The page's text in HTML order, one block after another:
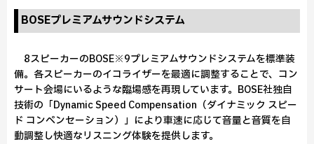
BOSEプレミアムサウンドシステム
8スピーカーのBOSE※9プレミアムサウンドシステムを標準装
備。各スピーカーのイコライザーを最適に調整することで、コン
サート会場にいるような臨場感を再現しています。BOSE社独自
技術の「Dynamic Speed Compensation（ダイナミック スピー
ド コンペンセーション）」により車速に応じて音量と音質を自
動調整し快適なリスニング体験を提供します。